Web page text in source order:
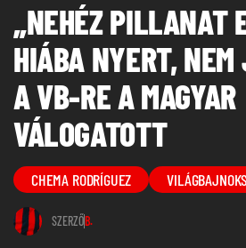
„NEHÉZ PILLANAT
HIÁBA NYERT,
A VB-RE A MAGYAR
VÁLOGATOTT
CHEMA RODRÍGUEZ
SZERZŐB.